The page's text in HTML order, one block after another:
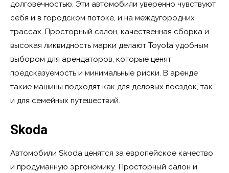
долговечностью. Эти автомобили уверенно чувствуют
себя и в городском потоке, и на междугородних
трассах. Просторный салон, качественная сборка и
высокая ликвидность марки делают Toyota удобным
выбором для арендаторов, которые ценят
предсказуемость и минимальные риски. В аренде
такие машины подходят как для деловых поездок, так
и для семейных путешествий.
Skoda
Автомобили Skoda ценятся за европейское качество
и продуманную эргономику. Просторный салон и